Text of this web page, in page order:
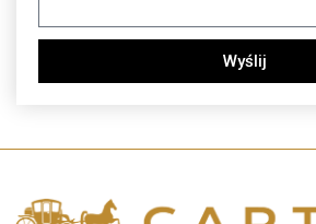
Wyślij